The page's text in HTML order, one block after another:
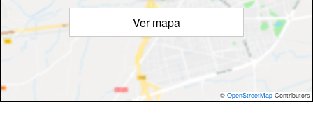
Ver mapa
© OpenStreetMap Contributors